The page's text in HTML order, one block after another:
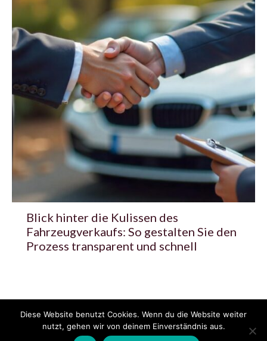
Blick hinter die Kulissen des
Fahrzeugverkaufs: So gestalten Sie den
Prozess transparent und schnell
© 2020 - 2025 Copyright - KFZzeitung.com
Diese Website benutzt Cookies. Wenn du die Website weiter
nutzt, gehen wir von deinem Einverständnis aus.